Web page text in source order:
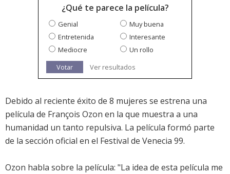
¿Qué te parece la película?
Genial
Muy buena
Entretenida
Interesante
Mediocre
Un rollo
Votar
Ver resultados
Debido al reciente éxito de 8 mujeres se estrena una
película de François Ozon en la que muestra a una
humanidad un tanto repulsiva. La película formó parte
de la sección oficial en el Festival de Venecia 99.
Ozon habla sobre la película: "La idea de esta película me